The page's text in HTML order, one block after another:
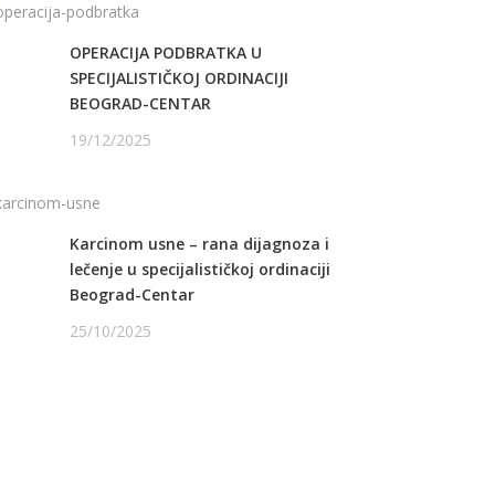
OPERACIJA PODBRATKA U
SPECIJALISTIČKOJ ORDINACIJI
BEOGRAD-CENTAR
19/12/2025
Karcinom usne – rana dijagnoza i
lečenje u specijalističkoj ordinaciji
Beograd-Centar
25/10/2025